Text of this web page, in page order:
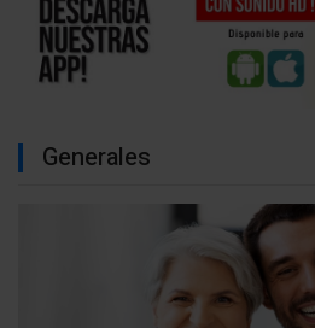
Generales